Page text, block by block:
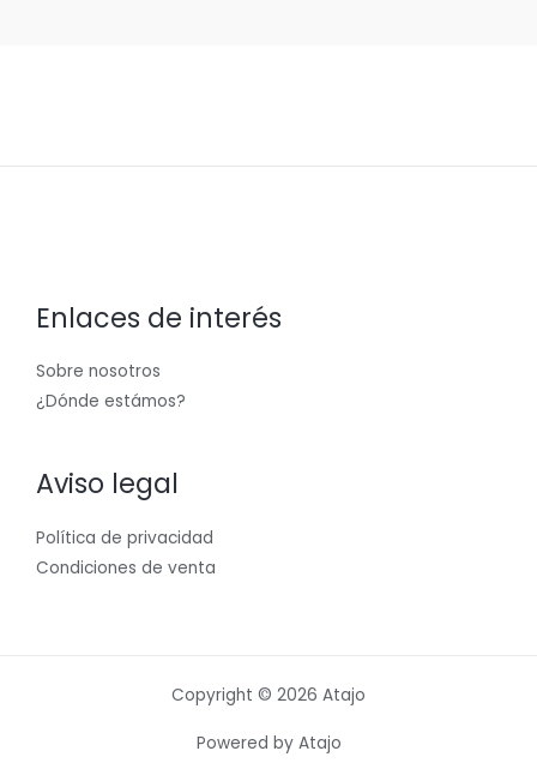
Enlaces de interés
Sobre nosotros
¿Dónde estámos?
Aviso legal
Política de privacidad
Condiciones de venta
Copyright © 2026 Atajo
Powered by Atajo